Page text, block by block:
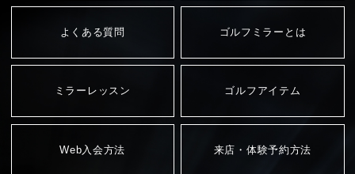
よくある質問 ゴルフミラーとは
ミラーレッスン ゴルフアイテム
Web入会方法 来店・体験予約方法